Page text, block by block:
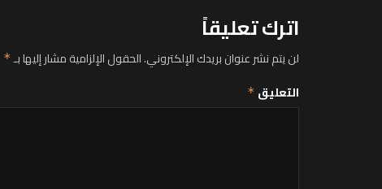
اترك تعليقاً
لن يتم نشر عنوان بريدك الإلكتروني.الحقول الإلزامية مشار إليها بـ*
التعليق *